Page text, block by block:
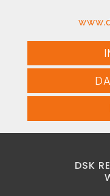
DSK